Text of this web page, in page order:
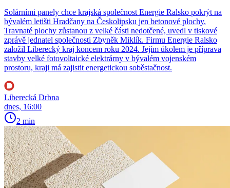
Solárními panely chce krajská společnost Energie Ralsko pokrýt na
bývalém letišti Hradčany na Českolipsku jen betonové plochy.
Travnaté plochy zůstanou z velké části nedotčené, uvedl v tiskové
zprávě jednatel společnosti Zbyněk Miklík. Firmu Energie Ralsko
založil Liberecký kraj koncem roku 2024. Jejím úkolem je příprava
stavby velké fotovoltaické elektrárny v bývalém vojenském
prostoru, kraji má zajistit energetickou soběstačnost.
Liberecká Drbna
dnes, 16:00
2 min